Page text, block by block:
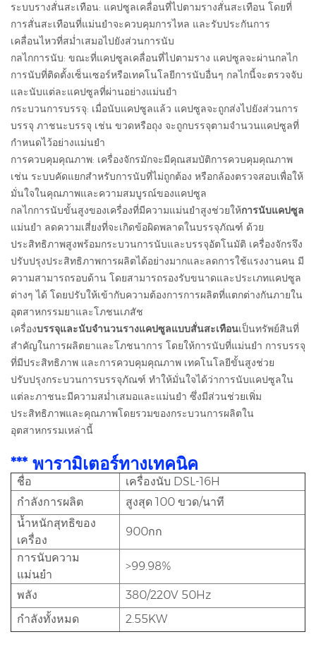
ระบบรางสั่นสะเทือน: แคปซูลเคลื่อนที่ไปตามรางสั่นสะเทือน โดยที่
การสั่นสะเทือนที่แม่นยำจะควบคุมการไหล และรับประกันการ
เคลื่อนไหวที่สม่ำเสมอไปยังส่วนการนับ
กลไกการนับ: ขณะที่แคปซูลเคลื่อนที่ไปตามราง แคปซูลจะผ่านกลไก
การนับที่ติดตั้งเซ็นเซอร์หรือเทคโนโลยีการนับอื่นๆ กลไกนี้จะตรวจจับ
และนับแต่ละแคปซูลที่ผ่านอย่างแม่นยำ
กระบวนการบรรจุ: เมื่อนับแคปซูลแล้ว แคปซูลจะถูกส่งไปยังส่วนการ
บรรจุ ภาชนะบรรจุ เช่น ขวดหรือถุง จะถูกบรรจุตามจำนวนแคปซูลที่
กำหนดไว้อย่างแม่นยำ
การควบคุมคุณภาพ: เครื่องจักรมักจะมีคุณสมบัติการควบคุมคุณภาพ
เช่น ระบบคัดแยกสำหรับการนับที่ไม่ถูกต้อง หรือกล้องตรวจสอบเพื่อให้
มั่นใจในคุณภาพและความสมบูรณ์ของแคปซูล
กลไกการนับขั้นสูงของเครื่องที่มีความแม่นยำสูงช่วยให้การนับแคปซูล
แม่นยำ ลดความเสี่ยงที่จะเกิดข้อผิดพลาดในบรรจุภัณฑ์ ด้วย
ประสิทธิภาพสูงพร้อมกระบวนการนับและบรรจุอัตโนมัติ เครื่องจักรจึง
ปรับปรุงประสิทธิภาพการผลิตได้อย่างมากและลดการใช้แรงงานคน มี
ความสามารถรอบด้าน โดยสามารถรองรับขนาดและประเภทแคปซูล
ต่างๆ ได้ โดยปรับให้เข้ากับความต้องการการผลิตที่แตกต่างกันภายใน
อุตสาหกรรมยาและโภชนเภสัช
เครื่องบรรจุและนับจำนวนรางแคปซูลแบบสั่นสะเทือนเป็นทรัพย์สินที่
สำคัญในการผลิตยาและโภชนาการ โดยให้การนับที่แม่นยำ การบรรจุ
ที่มีประสิทธิภาพ และการควบคุมคุณภาพ เทคโนโลยีขั้นสูงช่วย
ปรับปรุงกระบวนการบรรจุภัณฑ์ ทำให้มั่นใจได้ว่าการนับแคปซูลใน
แต่ละภาชนะมีความสม่ำเสมอและแม่นยำ ซึ่งมีส่วนช่วยเพิ่ม
ประสิทธิภาพและคุณภาพโดยรวมของกระบวนการผลิตใน
อุตสาหกรรมเหล่านี้
*** พารามิเตอร์ทางเทคนิค
ชื่อ
เครื่องนับ DSL-16H
กำลังการผลิต
สูงสุด 100 ขวด/นาที
น้ำหนักสุทธิของ
เครื่อง
900กก
การนับความ
แม่นยำ
>99.98%
พลัง
380/220V 50Hz
กำลังทั้งหมด
2.55KW